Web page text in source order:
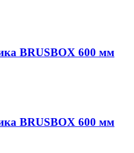
BRUSBOX 600 мм
BRUSBOX 600 мм